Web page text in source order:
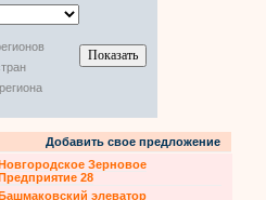
Добавить свое предложение
Зерновое
28
элеватор